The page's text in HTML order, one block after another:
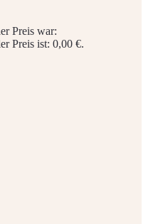
Preis war:
Preis ist: 0,00 €.